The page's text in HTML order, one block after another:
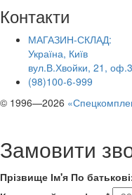
Контакти
МАГАЗИН-СКЛАД:
Україна, Київ
вул.В.Хвойки, 21,
(98)100-6-999
© 1996—2026
Замовити
Прізвище Ім'я По